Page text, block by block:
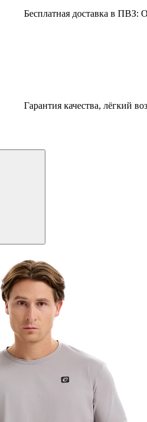
Бесплатная доставка в ПВЗ:
Гарантия качества, лёгкий